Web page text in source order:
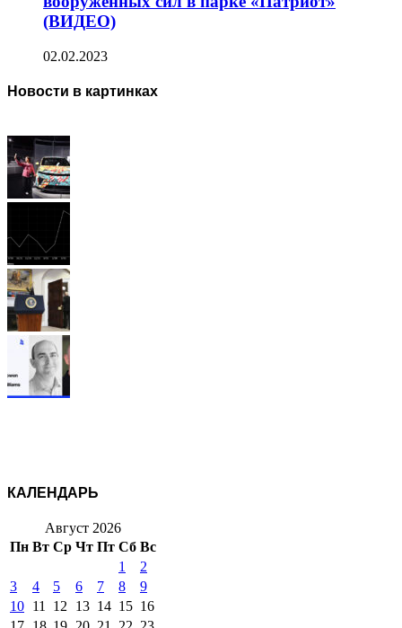
(ВИДЕО)
02.02.2023
Новости в картинках
КАЛЕНДАРЬ
Август 2026
Пн Вт Ср Чт Пт Сб Вс
1
2
3
4 5 6 7 8
9
10 11 12 13 14 15 16